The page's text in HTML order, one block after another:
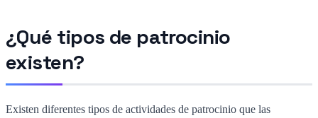
¿Qué tipos de patrocinio
existen?
Existen diferentes tipos de actividades de patrocinio que las